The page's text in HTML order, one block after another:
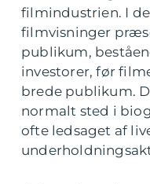
filmindustrien. I
filmvisninger
publikum,
investorer, før
brede publikum.
normalt sted i
ofte ledsaget af